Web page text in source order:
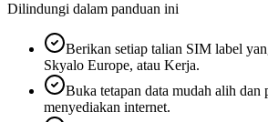
Dilindungi dalam panduan ini
Berikan setiap talian SIM label
Skyalo Europe, atau Kerja.
Buka tetapan data mudah alih dan
menyediakan internet.